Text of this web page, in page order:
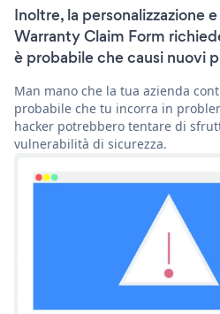
Inoltre, la personalizzazione
Warranty Claim Form
è probabile che causi nuovi
Man mano che la tua azienda
probabile che tu incorra in
hacker potrebbero tentare di
vulnerabilità di sicurezza.